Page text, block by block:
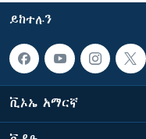
ይከተሉን
ቪኦኤ አማርኛ